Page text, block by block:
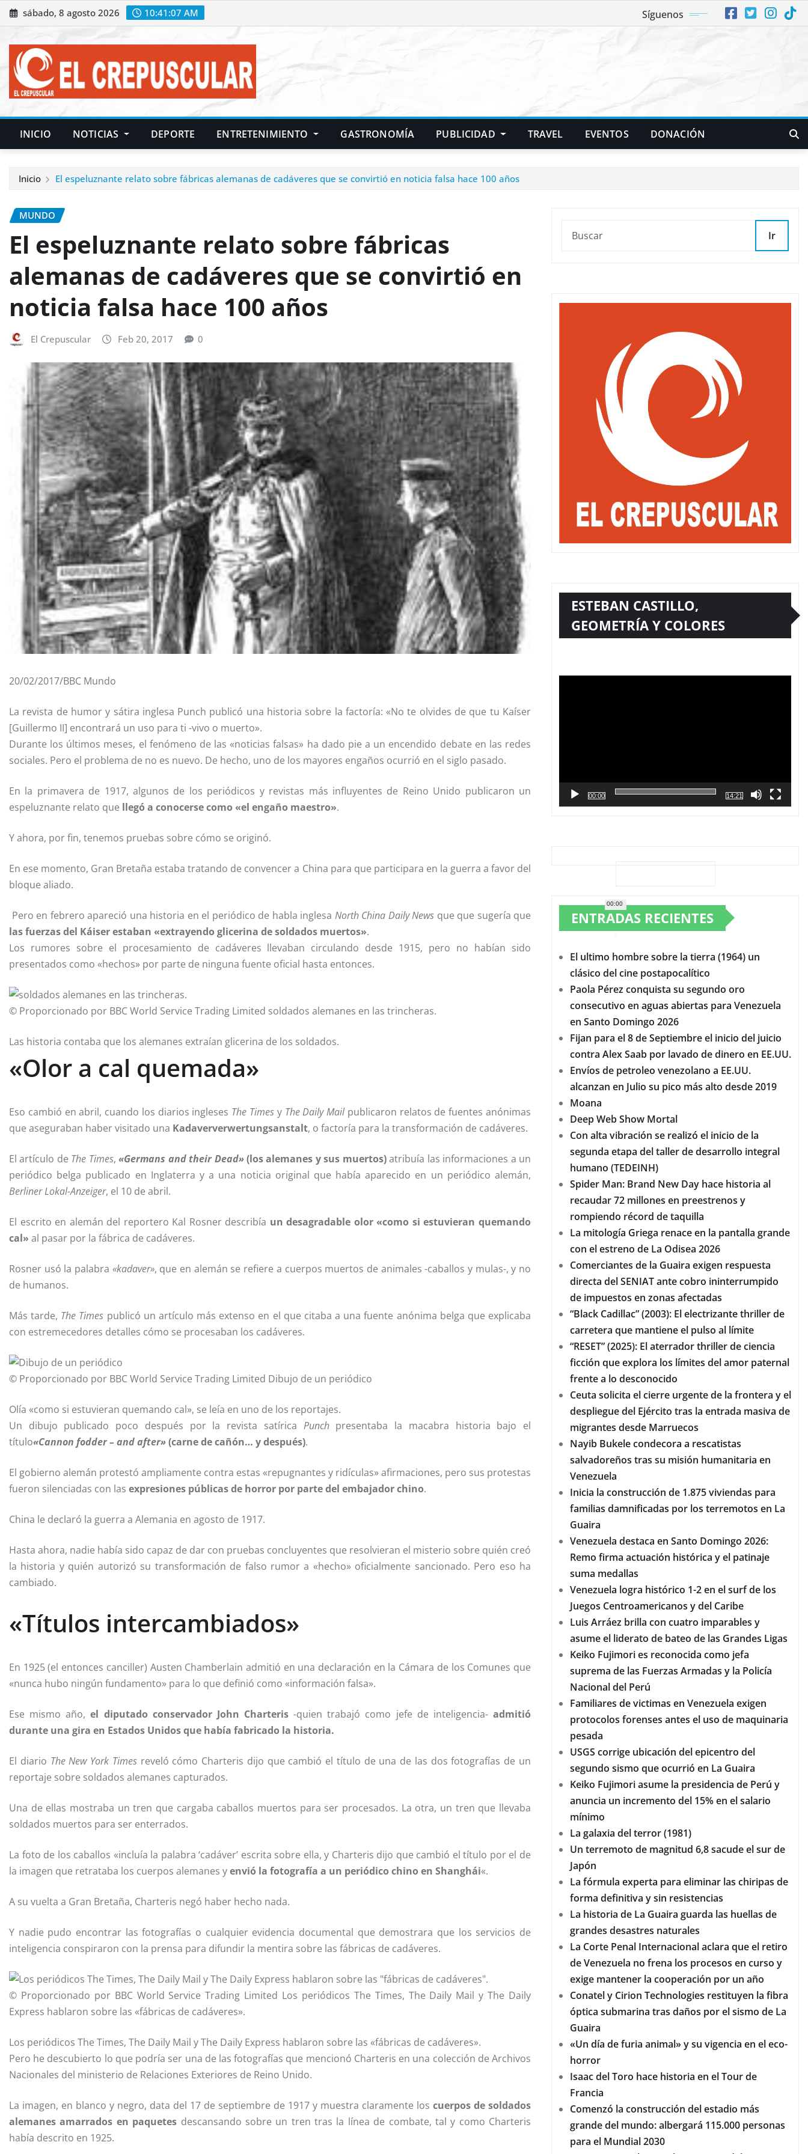
Saltar
al
sábado, 8 agosto 2026 10:41:08 AM Síguenos
INICIO NOTICIAS DEPORTE ENTRETENIMIENTO GASTRONOMÍA PUBLICIDAD TRAVEL EVENTOS DONACIÓN
Inicio El espeluznante relato sobre fábricas alemanas de cadáveres que se convirtió en noticia falsa hace 100 años
MUNDO
El espeluznante relato sobre fábricas
alemanas de cadáveres que se convirtió en
noticia falsa hace 100 años
El Crepuscular Feb 20, 2017 0
20/02/2017/BBC Mundo
La revista de humor y sátira inglesa Punch publicó una historia sobre la factoría: «No te olvides de que tu Kaíser
[Guillermo II] encontrará un uso para ti -vivo o muerto».
Durante los últimos meses, el fenómeno de las «noticias falsas» ha dado pie a un encendido debate en las redes
sociales. Pero el problema de no es nuevo. De hecho, uno de los mayores engaños ocurrió en el siglo pasado.
En la primavera de 1917, algunos de los periódicos y revistas más influyentes de Reino Unido publicaron un
espeluznante relato que llegó a conocerse como «el engaño maestro».
Y ahora, por fin, tenemos pruebas sobre cómo se originó.
En ese momento, Gran Bretaña estaba tratando de convencer a China para que participara en la guerra a favor del
bloque aliado.
Pero en febrero apareció una historia en el periódico de habla inglesa North China Daily News que que sugería que
las fuerzas del Káiser estaban «extrayendo glicerina de soldados muertos».
Los rumores sobre el procesamiento de cadáveres llevaban circulando desde 1915, pero no habían sido
presentados como «hechos» por parte de ninguna fuente oficial hasta entonces.
© Proporcionado por BBC World Service Trading Limited soldados alemanes en las trincheras.
Las historia contaba que los alemanes extraían glicerina de los soldados.
«Olor a cal quemada»
Eso cambió en abril, cuando los diarios ingleses The Times y The Daily Mailpublicaron relatos de fuentes anónimas
que aseguraban haber visitado una Kadaververwertungsanstalt, o factoría para la transformación de cadáveres.
El artículo de The Times,«Germans and their Dead»(los alemanes y sus muertos)atribuía las informaciones a un
periódico belga publicado en Inglaterra y a una noticia original que había aparecido en un periódico alemán,
Berliner Lokal-Anzeiger, el 10 de abril.
El escrito en alemán del reportero Kal Rosner describía un desagradable olor «como si estuvieran quemando
cal» al pasar por la fábrica de cadáveres.
Rosner usó la palabra «kadaver», que en alemán se refiere a cuerpos muertos de animales -caballos y mulas-, y no
de humanos.
Más tarde, The Times publicó un artículo más extenso en el que citaba a una fuente anónima belga que explicaba
con estremecedores detalles cómo se procesaban los cadáveres.
© Proporcionado por BBC World Service Trading Limited Dibujo de un periódico
Olía «como si estuvieran quemando cal», se leía en uno de los reportajes.
Un dibujo publicado poco después por la revista satírica Punch presentaba la macabra historia bajo el
título«Cannon fodder – and after»(carne de cañón… y después).
El gobierno alemán protestó ampliamente contra estas «repugnantes y ridículas» afirmaciones, pero sus protestas
fueron silenciadas con las expresiones públicas de horror por partedel embajador chino.
China le declaró la guerra a Alemania en agosto de 1917.
Hasta ahora, nadie había sido capaz de dar con pruebas concluyentes que resolvieran el misterio sobre quién creó
la historia y quién autorizó su transformación de falso rumor a «hecho» oficialmente sancionado. Pero eso ha
cambiado.
«Títulos intercambiados»
En 1925 (el entonces canciller) Austen Chamberlain admitió en una declaración en la Cámara de los Comunes que
«nunca hubo ningún fundamento» para lo que definió como «información falsa».
Ese mismo año,el diputado conservador John Charteris -quien trabajó como jefe de inteligencia-admitió
durante una gira en Estados Unidos que había fabricado la historia.
El diario The New York Timesreveló cómo Charteris dijo que cambió el título de una de las dos fotografías de un
reportaje sobre soldados alemanes capturados.
Una de ellas mostraba un tren que cargaba caballos muertos para ser procesados. La otra, un tren que llevaba
soldados muertos para ser enterrados.
La foto de los caballos «incluía la palabra ‘cadáver’ escrita sobre ella, y Charteris dijo que cambió el título por el de
la imagen que retrataba los cuerpos alemanes yenvió la fotografía a un periódico chino en Shanghái«.
A su vuelta a Gran Bretaña, Charteris negó haber hecho nada.
Y nadie pudo encontrar las fotografías o cualquier evidencia documental que demostrara que los servicios de
inteligencia conspiraron con la prensa para difundir la mentira sobre las fábricas de cadáveres.
© Proporcionado por BBC World Service Trading Limited Los periódicos The Times, The Daily Mail y The Daily
Express hablaron sobre las «fábricas de cadáveres».
Los periódicos The Times, The Daily Mail y The Daily Express hablaron sobre las «fábricas de cadáveres».
Pero he descubierto lo que podría ser una de las fotografías que mencionó Charteris en una colección de Archivos
Nacionales del ministerio de Relaciones Exteriores de Reino Unido.
La imagen, en blanco y negro, data del 17 de septiembre de 1917 y muestra claramente los cuerpos de soldados
alemanes amarrados en paquetes descansando sobre un tren tras la línea de combate, tal y como Charteris
había descrito en 1925.
Ir
ESTEBAN CASTILLO,
GEOMETRÍA Y COLORES
00:00
00:00
14:21
ENTRADAS RECIENTES
El ultimo hombre sobre la tierra (1964) un
clásico del cine postapocalítico
Paola Pérez conquista su segundo oro
consecutivo en aguas abiertas para Venezuela
en Santo Domingo 2026
Fijan para el 8 de Septiembre el inicio del juicio
contra Alex Saab por lavado de dinero en EE.UU.
Envíos de petroleo venezolano a EE.UU.
alcanzan en Julio su pico más alto desde 2019
Moana
Deep Web Show Mortal
Con alta vibración se realizó el inicio de la
segunda etapa del taller de desarrollo integral
humano (TEDEINH)
Spider Man: Brand New Day hace historia al
recaudar 72 millones en preestrenos y
rompiendo récord de taquilla
La mitología Griega renace en la pantalla grande
con el estreno de La Odisea 2026
Comerciantes de la Guaira exigen respuesta
directa del SENIAT ante cobro ininterrumpido
de impuestos en zonas afectadas
“Black Cadillac” (2003): El electrizante thriller de
carretera que mantiene el pulso al límite
“RESET” (2025): El aterrador thriller de ciencia
ficción que explora los límites del amor paternal
frente a lo desconocido
Ceuta solicita el cierre urgente de la frontera y el
despliegue del Ejército tras la entrada masiva de
migrantes desde Marruecos
Nayib Bukele condecora a rescatistas
salvadoreños tras su misión humanitaria en
Venezuela
Inicia la construcción de 1.875 viviendas para
familias damnificadas por los terremotos en La
Guaira
Venezuela destaca en Santo Domingo 2026:
Remo firma actuación histórica y el patinaje
suma medallas
Venezuela logra histórico 1-2 en el surf de los
Juegos Centroamericanos y del Caribe
Luis Arráez brilla con cuatro imparables y
asume el liderato de bateo de las Grandes Ligas
Keiko Fujimori es reconocida como jefa
suprema de las Fuerzas Armadas y la Policía
Nacional del Perú
Familiares de victimas en Venezuela exigen
protocolos forenses antes el uso de maquinaria
pesada
USGS corrige ubicación del epicentro del
segundo sismo que ocurrió en La Guaira
Keiko Fujimori asume la presidencia de Perú y
anuncia un incremento del 15% en el salario
mínimo
La galaxia del terror (1981)
Un terremoto de magnitud 6,8 sacude el sur de
Japón
La fórmula experta para eliminar las chiripas de
forma definitiva y sin resistencias
La historia de La Guaira guarda las huellas de
grandes desastres naturales
La Corte Penal Internacional aclara que el retiro
de Venezuela no frena los procesos en curso y
exige mantener la cooperación por un año
Conatel y Cirion Technologies restituyen la fibra
óptica submarina tras daños por el sismo de La
Guaira
«Un día de furia animal» y su vigencia en el eco-
horror
Isaac del Toro hace historia en el Tour de
Francia
Comenzó la construcción del estadio más
grande del mundo: albergará 115.000 personas
para el Mundial 2030